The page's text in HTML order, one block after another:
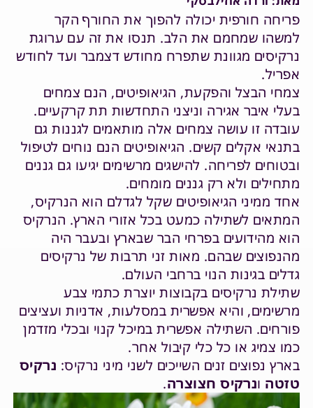
הזמנות לעסק
מגזין גינון
פריחה חורפית יכולה להפוך את החורף הקר
למשהו שמחמם את הלב. תנסו את זה עם ערוגת
נרקיסים מגוונת שתפרח מחודש דצמבר ועד לחודש
אפריל.
צמחי הבצל והפקעת, הגיאופיטים, הנם צמחים
בעלי איבר אגירה וניצני התחדשות תת קרקעיים.
עובדה זו עושה צמחים אלה מותאמים לגננות גם
בתנאי אקלים קשים. הגיאופיטים הנם נוחים לטיפול
ובטוחים לפריחה. להישגים מרשימים יגיעו גם גננים
מתחילים ולא רק גננים מומחים.
אחד ממיני הגיאופיטים שקל לגדלם הוא הנרקיס,
המתאים לשתילה כמעט בכל אזורי הארץ. הנרקיס
הוא מהידועים בפרחי הבר שבארץ ובעבר היה
מהנפוצים שבהם. מאות זני תרבות של נרקיסים
גדלים בגינות הנוי ברחבי העולם.
שתילת נרקיסים בקבוצות יוצרת כתמי צבע
מרשימים, והיא אפשרית במסלעות, אדניות ועציצים
פורחים. השתילה אפשרית במיכל קנוי ובכלי מזדמן
כמו צמיג או כל כלי קיבול אחר.
בארץ נפוצים זנים השייכים לשני מיני נרקיס: נרקיס
טזטה ונרקיס חצוצרה.